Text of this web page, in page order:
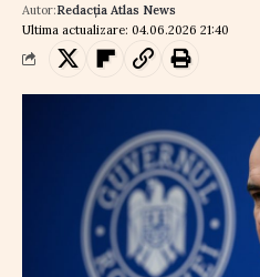
Ultima actualizare: 04.06.2026 21:40
Autor:Redacția Atlas News